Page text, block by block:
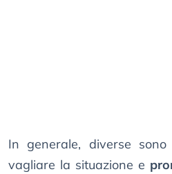
In generale, diverse
vagliare la situazione e